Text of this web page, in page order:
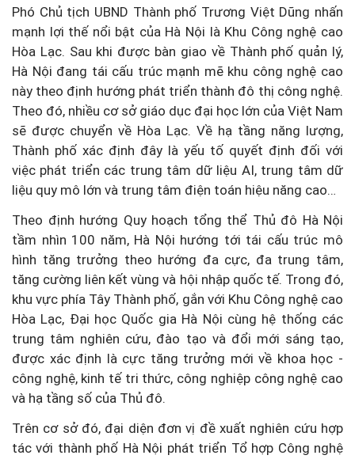
Phó Chủ tịch UBND Thành phố Trương Việt Dũng nhấn
mạnh lợi thế nổi bật của Hà Nội là Khu Công nghệ cao
Hòa Lạc. Sau khi được bàn giao về Thành phố quản lý,
Hà Nội đang tái cấu trúc mạnh mẽ khu công nghệ cao
này theo định hướng phát triển thành đô thị công nghệ.
Theo đó, nhiều cơ sở giáo dục đại học lớn của Việt Nam
sẽ được chuyển về Hòa Lạc. Về hạ tầng năng lượng,
Thành phố xác định đây là yếu tố quyết định đối với
việc phát triển các trung tâm dữ liệu AI, trung tâm dữ
liệu quy mô lớn và trung tâm điện toán hiệu năng cao…
Theo định hướng Quy hoạch tổng thể Thủ đô Hà Nội
tầm nhìn 100 năm, Hà Nội hướng tới tái cấu trúc mô
hình tăng trưởng theo hướng đa cực, đa trung tâm,
tăng cường liên kết vùng và hội nhập quốc tế. Trong đó,
khu vực phía Tây Thành phố, gắn với Khu Công nghệ cao
Hòa Lạc, Đại học Quốc gia Hà Nội cùng hệ thống các
trung tâm nghiên cứu, đào tạo và đổi mới sáng tạo,
được xác định là cực tăng trưởng mới về khoa học -
công nghệ, kinh tế tri thức, công nghiệp công nghệ cao
và hạ tầng số của Thủ đô.
Trên cơ sở đó, đại diện đơn vị đề xuất nghiên cứu hợp
tác với thành phố Hà Nội phát triển Tổ hợp Công nghệ